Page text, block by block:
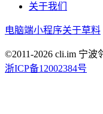
关于我们
电脑端小程序关于草料
©2011-2026 cli.im 宁波
浙ICP备12002384号